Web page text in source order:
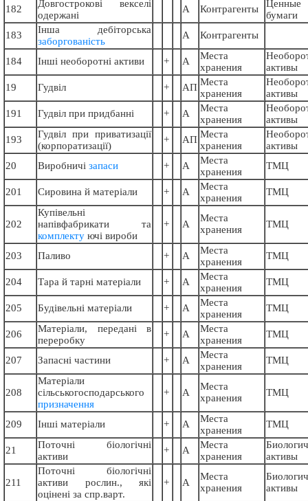
182
Довгострокові векселі
одержані
А Контрагенты
Ценные
бумаги
183
Інша дебіторська
заборгованість
А Контрагенты
184 Інші необоротні активи + А
Места
хранения
активы
19
Гудвіл + АП Места
хранения
активы
191
Гудвіл при придбаннi + А
Места
хранения
активы
193
Гудвіл при приватизації
(корпоратизації)
+ АП Места
хранения
активы
20
Виробничі запаси + А
Места
хранения
ТМЦ
201 Сировина й матеріали + А
Места
хранения
ТМЦ
202
Купівельні
напівфабрикати та
комплекту ючі вироби
+ А
Места
хранения
ТМЦ
203 Паливо + А
Места
хранения
ТМЦ
204 Тара й тарні матеріали + А
Места
хранения
ТМЦ
205 Будівельні матеріали + А
Места
хранения
ТМЦ
206
Матеріали, передані в
переробку
+ А
Места
хранения
ТМЦ
207 Запасні частини + А
Места
хранения
ТМЦ
208
Матеріали
сільськогосподарського
призначення
+ А
Места
хранения
ТМЦ
209 Інші матеріали + А
Места
хранения
ТМЦ
21
Поточні біологічні
активи
+ А
Места
хранения
активы
211
Поточні біологічні
активи рослин., які
оцінені за спр.варт.
+ А
Места
хранения
активы